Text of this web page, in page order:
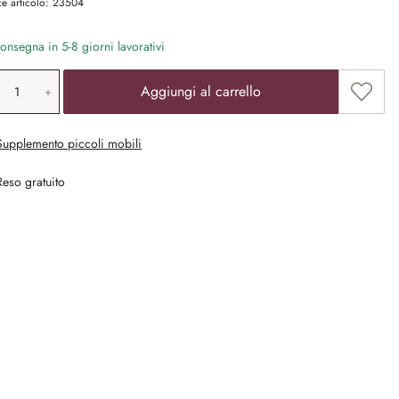
in 5-8 giorni lavorativi
prodotto: inserisci il valore
Aggiungi al carrello
piccoli mobili
gratuito